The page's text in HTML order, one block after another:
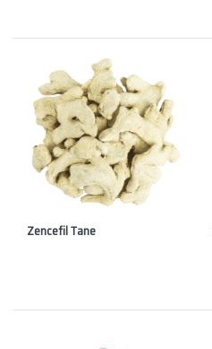
Zencefil Tane